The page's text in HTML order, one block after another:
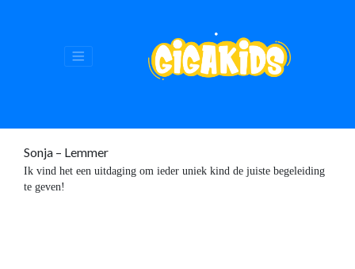
Sonja – Lemmer
Ik vind het een uitdaging om ieder uniek kind de juiste begeleiding
te geven!